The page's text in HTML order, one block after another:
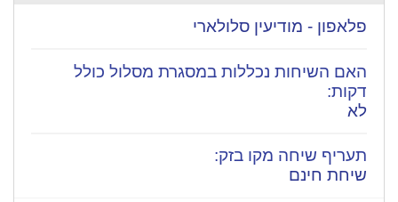
פלאפון - מודיעין סלולארי
לא
שיחת חינם